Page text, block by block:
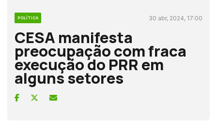
POLÍTICA 30 abr, 2024, 17:00
CESA manifesta
preocupação com fraca
execução do PRR em
alguns setores